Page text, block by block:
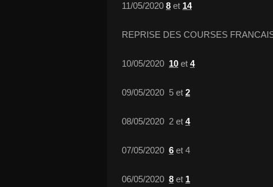
11/05/2020 8 et 14
REPRISE DES COURSES
10/05/2020 10 et 4
09/05/2020 5 et 2
08/05/2020 2 et 4
07/05/2020 6 et 4
06/05/2020 8 et 1